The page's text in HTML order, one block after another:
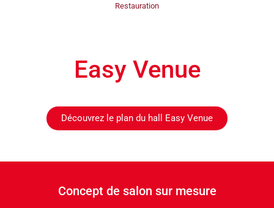
Restauration
Easy Venue
Découvrez le plan du hall Easy Venue
Concept de salon sur mesure